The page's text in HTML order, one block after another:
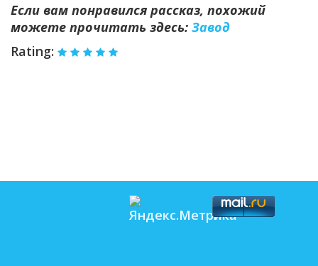
Если вам понравился рассказ, похожий
можете прочитать здесь: Завод
Rating: